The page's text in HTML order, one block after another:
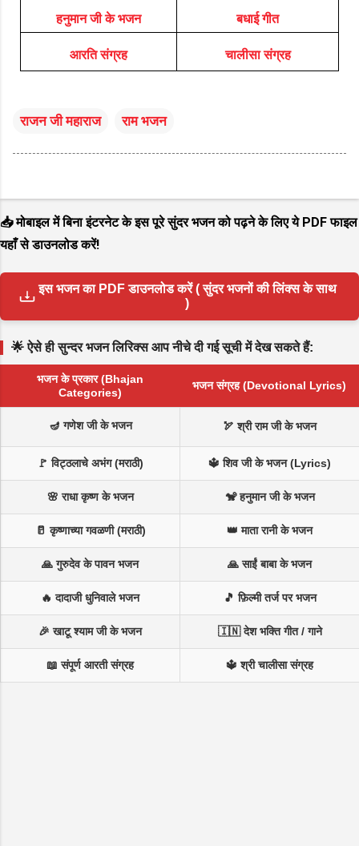
हनुमान जी के भजन बधाई गीत
आरति संग्रह चालीसा संग्रह
राजन जी महाराज राम भजन
📥 मोबाइल में बिना इंटरनेट के इस पूरे सुंदर भजन को पढ़ने के लिए ये PDF फाइल
यहाँ से डाउनलोड करें!
इस भजन का PDF डाउनलोड करें ( सुंदर भजनों की लिंक्स के साथ
)
🌟 ऐसे ही सुन्दर भजन लिरिक्स आप नीचे दी गई सूची में देख सकते हैं:
भजन के प्रकार (Bhajan
Categories)
भजन संग्रह (Devotional Lyrics)
🪔 गणेश जी के भजन 🏹 श्री राम जी के भजन
🚩 विट्ठलाचे अभंग (मराठी) 🔱 शिव जी के भजन (Lyrics)
🌸 राधा कृष्ण के भजन 🐒 हनुमान जी के भजन
🥛 कृष्णाच्या गवळणी (मराठी) 👑 माता रानी के भजन
🙏 गुरुदेव के पावन भजन 🙏 साईं बाबा के भजन
🔥 दादाजी धुनिवाले भजन 🎵 फ़िल्मी तर्ज पर भजन
🎉 खाटू श्याम जी के भजन 🇮🇳 देश भक्ति गीत / गाने
📖 संपूर्ण आरती संग्रह 🔱 श्री चालीसा संग्रह